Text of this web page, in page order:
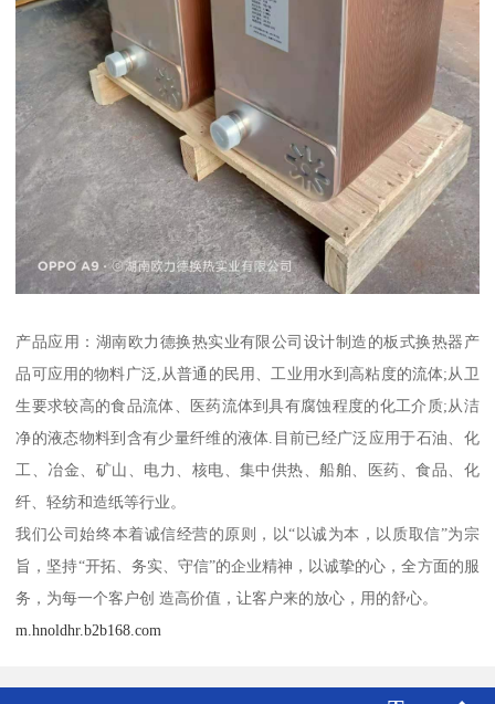
产品应用：湖南欧力德换热实业有限公司设计制造的板式换热器产
品可应用的物料广泛,从普通的民用、工业用水到高粘度的流体;从卫
生要求较高的食品流体、医药流体到具有腐蚀程度的化工介质;从洁
净的液态物料到含有少量纤维的液体.目前已经广泛应用于石油、化
工、冶金、矿山、电力、核电、集中供热、船舶、医药、食品、化
纤、轻纺和造纸等行业。
我们公司始终本着诚信经营的原则，以“以诚为本，以质取信”为宗
旨，坚持“开拓、务实、守信”的企业精神，以诚挚的心，全方面的服
务，为每一个客户创 造高价值，让客户来的放心，用的舒心。
m.hnoldhr.b2b168.com